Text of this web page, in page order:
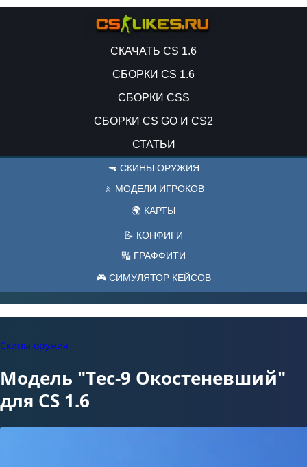
СКАЧАТЬ CS 1.6
СБОРКИ CS 1.6
СБОРКИ CSS
СБОРКИ CS GO И CS2
СТАТЬИ
🔫 СКИНЫ ОРУЖИЯ
🚶 МОДЕЛИ ИГРОКОВ
🌍 КАРТЫ
📝 КОНФИГИ
🔣 ГРАФФИТИ
🎮 СИМУЛЯТОР КЕЙСОВ
Скины оружия
Модель "Tec-9 Окостеневший"
для CS 1.6